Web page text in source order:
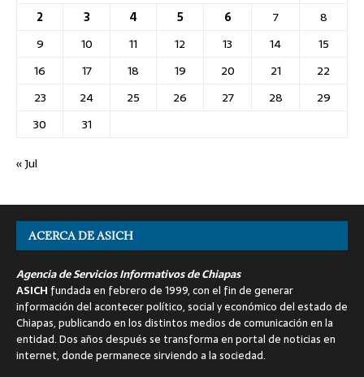
2
3 4 5 6 7
8
9
10 11 12 13 14
15
16
17 18 19 20 21
22
23
24 25 26 27 28
29
30
31
« Jul
ACERCA DE ASICH
Agencia de Servicios Informativos de Chiapas
ASICH fundada en febrero de 1999, con el fin de generar
información del acontecer político, social y económico del estado de
Chiapas, publicando en los distintos medios de comunicación en la
entidad. Dos años después se transforma en portal de noticias en
internet, donde permanece sirviendo a la sociedad.